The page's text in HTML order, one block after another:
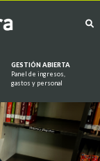
GESTIÓN ABIERTA
Panel de ingresos,
gastos y personal